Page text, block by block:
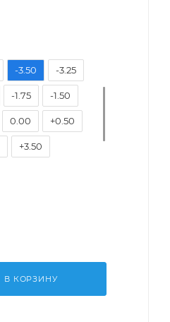
-3.50 -3.25
-1.75 -1.50
0.00 +0.50
+3.50
В КОРЗИНУ